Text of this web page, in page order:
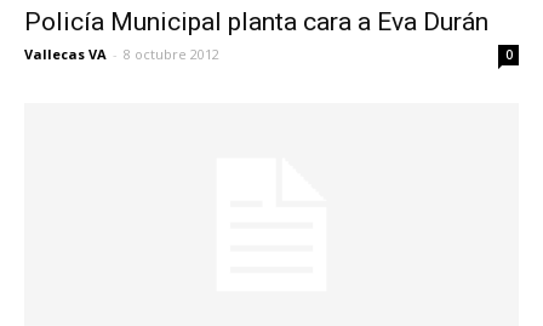
Policía Municipal planta cara a Eva Durán
Vallecas VA - 8 octubre 2012 0